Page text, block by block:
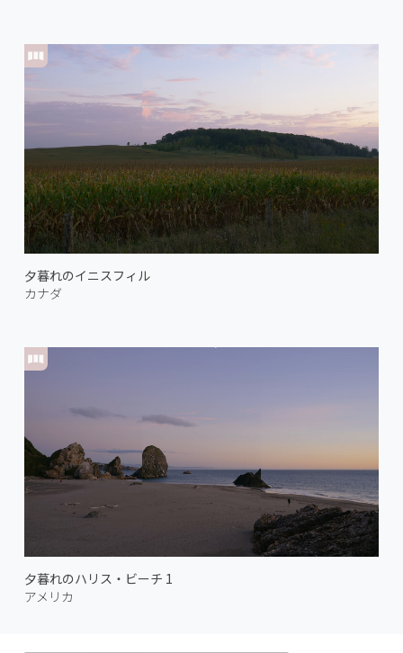
夕暮れのイニスフィル
カナダ
夕暮れのハリス・ビーチ 1
アメリカ